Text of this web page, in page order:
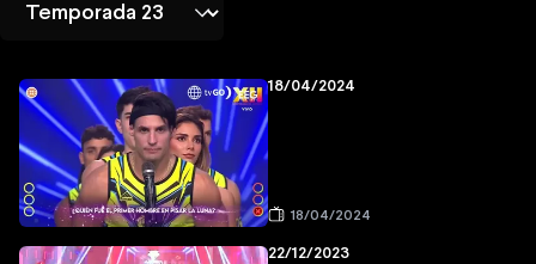
18/04/2024
18/04/2024
22/12/2023